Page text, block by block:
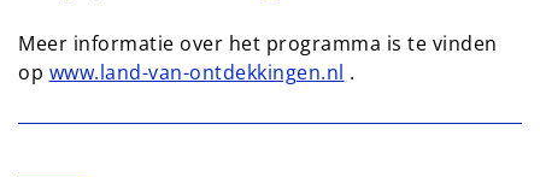
Meer informatie over het programma is te vinden
op www.land-van-ontdekkingen.nl .